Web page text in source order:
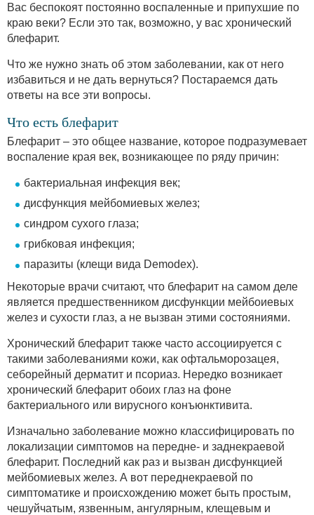
Вас беспокоят постоянно воспаленные и припухшие по
краю веки? Если это так, возможно, у вас хронический
блефарит.
Что же нужно знать об этом заболевании, как от него
избавиться и не дать вернуться? Постараемся дать
ответы на все эти вопросы.
Что есть блефарит
Блефарит – это общее название, которое подразумевает
воспаление края век, возникающее по ряду причин:
бактериальная инфекция век;
дисфункция мейбомиевых желез;
синдром сухого глаза;
грибковая инфекция;
паразиты (клещи вида Demodex).
Некоторые врачи считают, что блефарит на самом деле
является предшественником дисфункции мейбоиевых
желез и сухости глаз, а не вызван этими состояниями.
Хронический блефарит также часто ассоциируется с
такими заболеваниями кожи, как офтальморозацея,
себорейный дерматит и псориаз. Нередко возникает
хронический блефарит обоих глаз на фоне
бактериального или вирусного конъюнктивита.
Изначально заболевание можно классифицировать по
локализации симптомов на передне- и заднекраевой
блефарит. Последний как раз и вызван дисфункцией
мейбомиевых желез. А вот переднекраевой по
симптоматике и происхождению может быть простым,
чешуйчатым, язвенным, ангулярным, клещевым и